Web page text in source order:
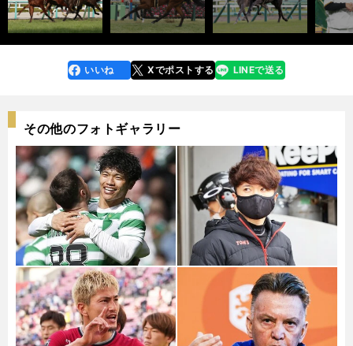
faceboo
k
いいね Xでポストする
line LINEで送る
その他のフォトギャラリー